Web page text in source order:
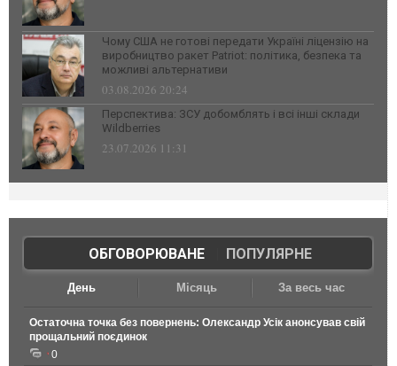
Чому США не готові передати Україні ліцензію на
виробництво ракет Patriot: політика, безпека та
можливі альтернативи
03.08.2026 20:24
Перспектива: ЗСУ добомблять і всі інші склади
Wildberries
23.07.2026 11:31
ОБГОВОРЮВАНЕ| ПОПУЛЯРНЕ
День Місяць За весь час
Остаточна точка без повернень: Олександр Усік анонсував свій
прощальний поєдинок
0